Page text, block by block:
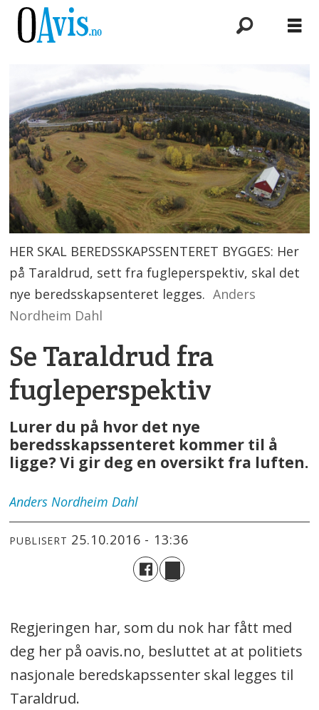
HER SKAL BEREDSSKAPSSENTERET BYGGES: Her
på Taraldrud, sett fra fugleperspektiv, skal det
nye beredsskapsenteret legges. Anders
Nordheim Dahl
Se Taraldrud fra
fugleperspektiv
Lurer du på hvor det nye
beredsskapssenteret kommer til å
ligge? Vi gir deg en oversikt fra luften.
Anders Nordheim Dahl
PUBLISERT 25.10.2016 - 13:36
Regjeringen har, som du nok har fått med
deg her på oavis.no, besluttet at at politiets
nasjonale beredskapssenter skal legges til
Taraldrud.